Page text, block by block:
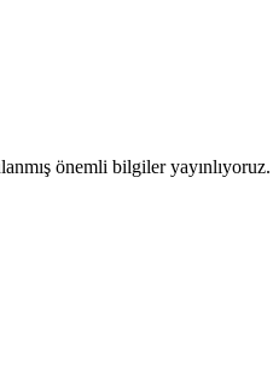
önemli bilgiler yayınlıyoruz.